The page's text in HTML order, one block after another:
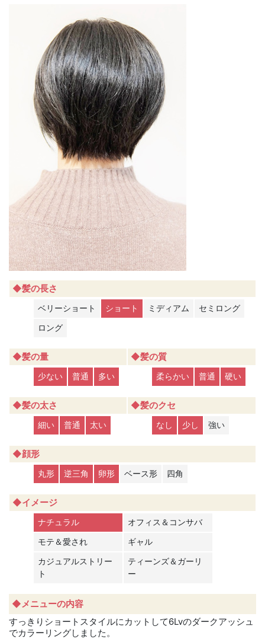
◆髪の長さ
ベリーショート ショート ミディアム セミロング
ロング
◆髪の量
少ない 普通 多い
◆髪の質
柔らかい 普通 硬い
◆髪の太さ
細い 普通 太い
◆髪のクセ
なし 少し 強い
◆顔形
丸形 逆三角 卵形 ベース形 四角
◆イメージ
ナチュラル オフィス＆コンサバ
モテ＆愛され ギャル
カジュアルストリー
ト
ティーンズ＆ガーリ
ー
◆メニューの内容
すっきりショートスタイルにカットして6Lvのダークアッシュ
でカラーリングしました。